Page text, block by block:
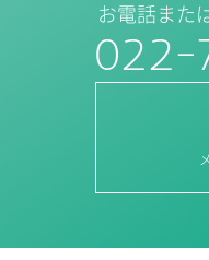
お電話また
022-